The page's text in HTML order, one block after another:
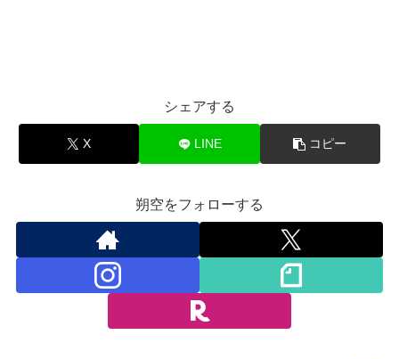
シェアする
X LINE コピー
朔空をフォローする